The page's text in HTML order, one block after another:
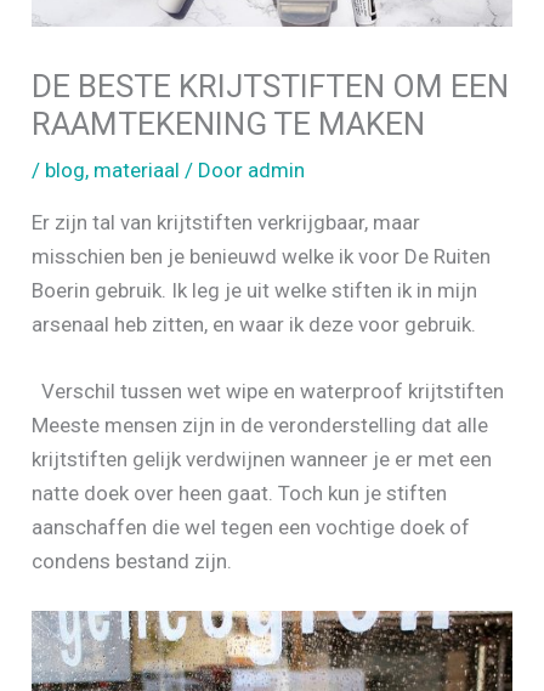
DE BESTE KRIJTSTIFTEN OM EEN
RAAMTEKENING TE MAKEN
/ blog, materiaal / Door admin
Er zijn tal van krijtstiften verkrijgbaar, maar
misschien ben je benieuwd welke ik voor De Ruiten
Boerin gebruik. Ik leg je uit welke stiften ik in mijn
arsenaal heb zitten, en waar ik deze voor gebruik.
Verschil tussen wet wipe en waterproof krijtstiften
Meeste mensen zijn in de veronderstelling dat alle
krijtstiften gelijk verdwijnen wanneer je er met een
natte doek over heen gaat. Toch kun je stiften
aanschaffen die wel tegen een vochtige doek of
condens bestand zijn.